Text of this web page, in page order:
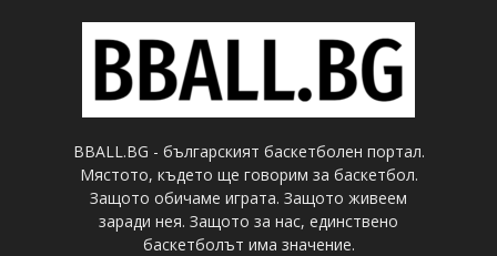
BBALL.BG - българският баскетболен портал.
Мястото, където ще говорим за баскетбол.
Защото обичаме играта. Защото живеем
заради нея. Защото за нас, единствено
баскетболът има значение.